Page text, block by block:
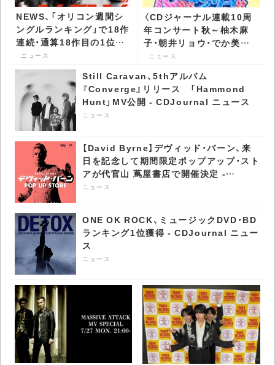
NEWS、「オリコン週間シ
ングルランキング」で18作
連続・通算18作目の1位
歴代1位記録を自己更新 -
CDJournal ニュース
ニュース
〈CDジャーナル連載10周
年コンサート秋～柚木麻
子・朝井リョウ・でか美ち
ゃん 書籍化記念スッペシ
CDJournal ニュース
ニュース
Still Caravan、5thアルバム
『Converge』リリース 「Hammond
Hunt」MV公開 - CDJournal ニュース
ニュース
【David Byrne】デヴィッド・バーン、来
日を記念して期間限定ポップアップ・スト
アが代官山 蔦屋書店で開催決定 -
CDJournal ニュース
ニュース
ONE OK ROCK、ミュージックDVD・BD
ランキング1位獲得 - CDJournal ニュー
ス
ニュース